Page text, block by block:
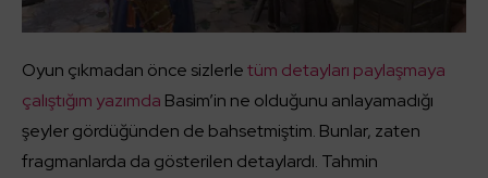
Oyun çıkmadan önce sizlerletüm detayları paylaşmaya
çalıştığım yazımda Basim’in ne olduğunu anlayamadığı
şeyler gördüğünden de bahsetmiştim. Bunlar, zaten
fragmanlarda da gösterilen detaylardı. Tahmin